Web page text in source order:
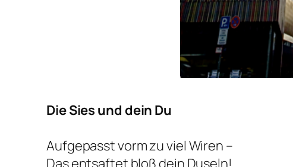
Die Sies und dein Du
Aufgepasst vorm zu viel Wiren –
Das entsaftet bloß dein Duseln!